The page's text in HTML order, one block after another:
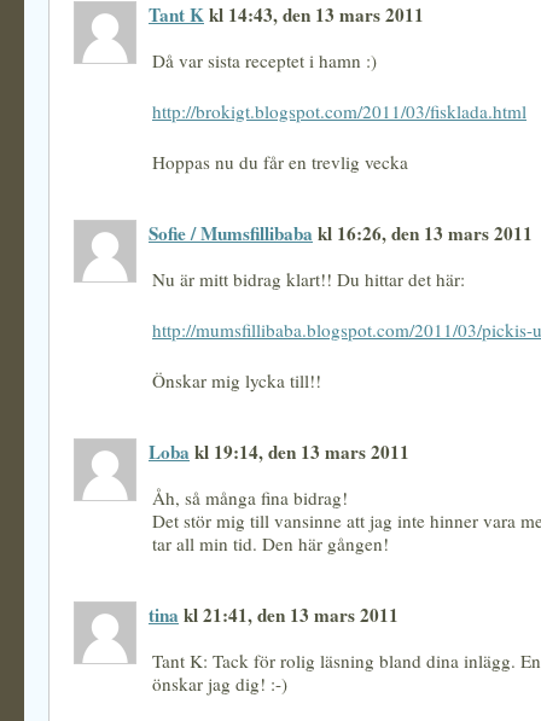
Tant Kkl 14:43, den 13 mars 2011
Då var sista receptet i hamn :)
http://brokigt.blogspot.com/2011/03/fisklada.html
Hoppas nu du får en trevlig vecka
Sofie / Mumsfillibaba kl 16:26, den 13 mars 2011
Nu är mitt bidrag klart!! Du hittar det här:
http://mumsfillibaba.blogspot.com/2011/03/pickis-
Önskar mig lycka till!!
Loba kl 19:14, den 13 mars 2011
Åh, så många fina bidrag!
Det stör mig till vansinne att jag inte hinner vara
tar all min tid. Den här gången!
tina kl 21:41, den 13 mars 2011
Tant K: Tack för rolig läsning bland dina inlägg.
önskar jag dig! :-)